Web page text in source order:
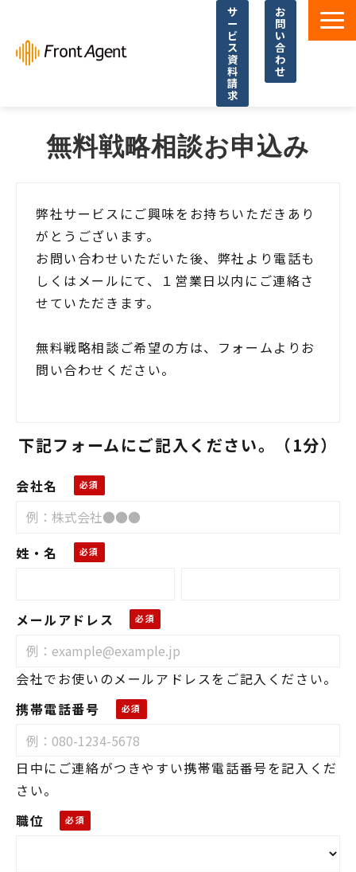
サ
ー
ビ
ス
資
料
請
求
お
問
い
合
わ
せ
よくあるご質問
お役立ち資料一覧
お役立ち記事・コラム
無料戦略相談お申込み
弊社サービスにご興味をお持ちいただきあり
がとうございます。
お問い合わせいただいた後、弊社より電話も
しくはメールにて、１営業日以内にご連絡さ
せていただきます。
無料戦略相談ご希望の方は、フォームよりお
問い合わせください。
下記フォームにご記入ください。（1分）
会社名
姓・名
メールアドレス
会社でお使いのメールアドレスをご記入ください。
携帯電話番号
日中にご連絡がつきやすい携帯電話番号を記入くだ
さい。
職位